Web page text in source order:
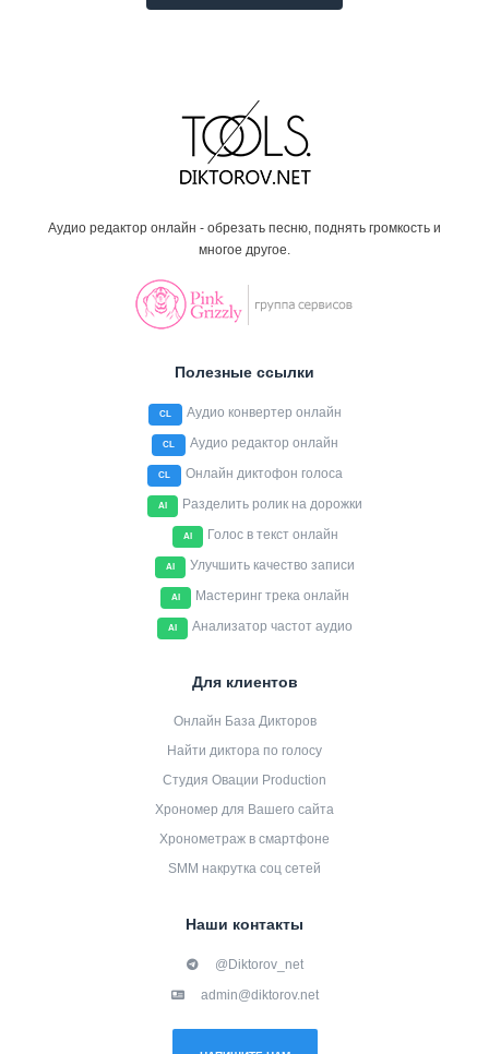
Аудио редактор онлайн - обрезать песню, поднять громкость и
многое другое.
Полезные ссылки
CL Аудио конвертер онлайн
CL Аудио редактор онлайн
CL Онлайн диктофон голоса
AI Разделить ролик на дорожки
AI Голос в текст онлайн
AI Улучшить качество записи
AI Мастеринг трека онлайн
AI Анализатор частот аудио
Для клиентов
Онлайн База Дикторов
Найти диктора по голосу
Студия Овации Production
Хрономер для Вашего сайта
Хронометраж в смартфоне
SMM накрутка соц сетей
Наши контакты
@Diktorov_net
admin@diktorov.net